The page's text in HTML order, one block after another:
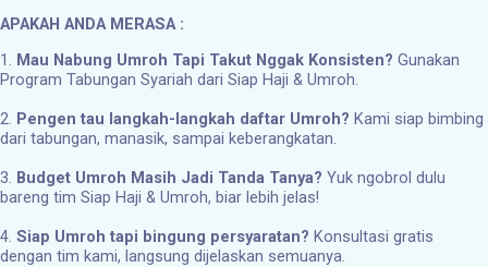
APAKAH ANDA MERASA :
1. Mau Nabung Umroh Tapi Takut Nggak Konsisten? Gunakan
Program Tabungan Syariah dari Siap Haji & Umroh.
2. Pengen tau langkah-langkah daftar Umroh? Kami siap bimbing
dari tabungan, manasik, sampai keberangkatan.
3. Budget Umroh Masih Jadi Tanda Tanya? Yuk ngobrol dulu
bareng tim Siap Haji & Umroh, biar lebih jelas!
4. Siap Umroh tapi bingung persyaratan? Konsultasi gratis
dengan tim kami, langsung dijelaskan semuanya.